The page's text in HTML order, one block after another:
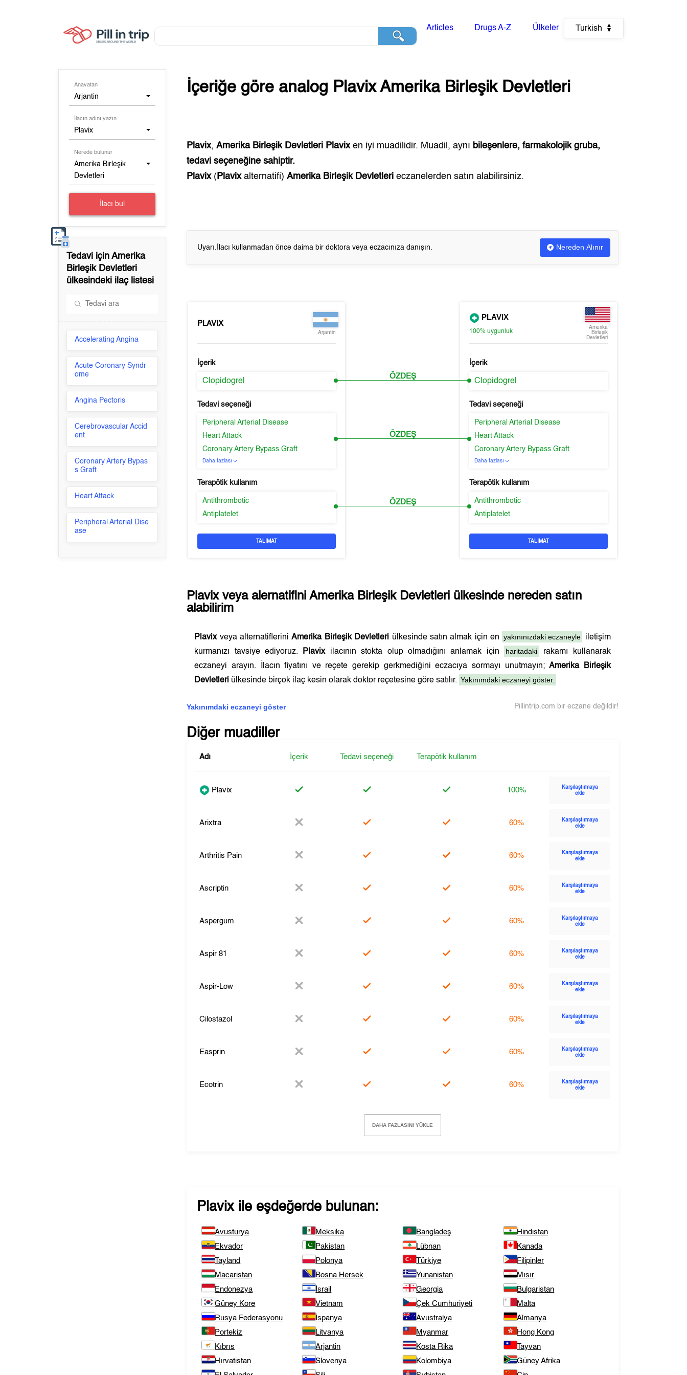
Articles Drugs A-Z Ülkeler Turkish
Anavatan
Arjantin
İlacın adını yazın
Plavix
Nerede bulunur
Amerika Birleşik
Devletleri
İlacı bul
Tedavi içinAmerika
Birleşik Devletleri
ülkesindeki ilaç listesi
Accelerating Angina
Acute Coronary Syndr
ome
Angina Pectoris
Cerebrovascular Accid
ent
Coronary Artery Bypas
s Graft
Heart Attack
Peripheral Arterial Dise
ase
İçeriğe göre analog Plavix Amerika Birleşik Devletleri
Plavix,Amerika Birleşik Devletleri Plavixen iyi muadilidir. Muadil, aynı bileşenlere, farmakolojik gruba,
tedavi seçeneğine sahiptir.
Plavix( Plavixalternatifi)Amerika Birleşik Devletleri eczanelerden satın alabilirsiniz.
Uyarı.İlacı kullanmadan önce daima bir doktora veya eczacınıza danışın. Nereden Alınır
PLAVIX
Arjantin
İçerik
Clopidogrel
Tedavi seçeneği
Peripheral Arterial Disease
Heart Attack
Coronary Artery Bypass Graft
Daha fazlası
Terapötik kullanım
Antithrombotic
Antiplatelet
TALIMAT
ÖZDEŞ
ÖZDEŞ
ÖZDEŞ
PLAVIX
100% uygunluk
Amerika
Birleşik
Devletleri
İçerik
Clopidogrel
Tedavi seçeneği
Peripheral Arterial Disease
Heart Attack
Coronary Artery Bypass Graft
Daha fazlası
Terapötik kullanım
Antithrombotic
Antiplatelet
TALIMAT
Plavixveya alernatifiniAmerika Birleşik Devletleri ülkesinde nereden satın
alabilirim
Plavixveya alternatifleriniAmerika Birleşik Devletleri ülkesinde satın almak için en yakınınızdaki eczaneyle
iletişim
kurmanızı tavsiye ediyoruz.
Plavixilacının stokta olup olmadığını anlamak için haritadaki
rakamı kullanarak
eczaneyi arayın. İlacın fiyatını ve reçete gerekip gerkmediğini eczacıya sormayı unutmayın;Amerika Birleşik
Devletleri ülkesinde birçok ilaç kesin olarak doktor reçetesine göre satılır. Yakınımdaki eczaneyi göster.
Yakınımdaki eczaneyi göster Pillintrip.com bir eczane değildir!
Diğer muadiller
Adı İçerik Tedavi seçeneği Terapötik kullanım
Plavix 100%
Karşılaştırmaya
ekle
Arixtra 60%
Karşılaştırmaya
ekle
Arthritis Pain 60%
Karşılaştırmaya
ekle
Ascriptin 60%
Karşılaştırmaya
ekle
Aspergum 60%
Karşılaştırmaya
ekle
Aspir 81 60%
Karşılaştırmaya
ekle
Aspir-Low 60%
Karşılaştırmaya
ekle
Cilostazol 60%
Karşılaştırmaya
ekle
Easprin 60%
Karşılaştırmaya
ekle
Ecotrin 60%
Karşılaştırmaya
ekle
DAHA FAZLASINI YÜKLE
Plavixile eşdeğerde bulunan:
Avusturya Meksika Bangladeş
Hindistan
Ekvador
Pakistan Lübnan
Kanada
Tayland
Polonya Türkiye
Filipinler
Macaristan
Bosna Hersek Yunanistan
Mısır
Endonezya
İsrail Georgia
Bulgaristan
Güney Kore
Vietnam Çek Cumhuriyeti
Malta
Rusya Federasyonu
İspanya Avustralya
Almanya
Portekiz
Litvanya Myanmar
Hong Kong
Kıbrıs
Arjantin Kosta Rika
Tayvan
Hırvatistan
Slovenya Kolombiya
Güney Afrika